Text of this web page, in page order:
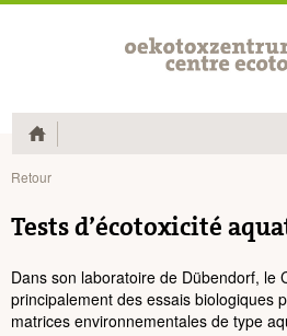
Home
Retour
Tests d’écotoxicité
Dans son laboratoire de Dübendorf, le
principalement des essais biologiques
matrices environnementales de type